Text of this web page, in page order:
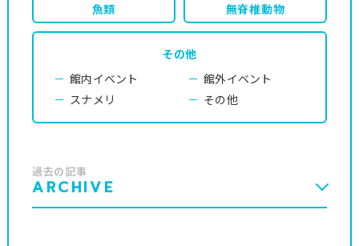
魚類 無脊椎動物
その他
館内イベント
館外イベント
スナメリ
その他
過去の記事
ARCHIVE